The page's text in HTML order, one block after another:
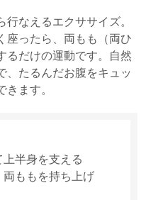
行なえるエクササイズ。
座ったら、両もも（両ひ
るだけの運動です。自然
、たるんだお腹をキュッ
きます。
半身を支える
ももを持ち上げ